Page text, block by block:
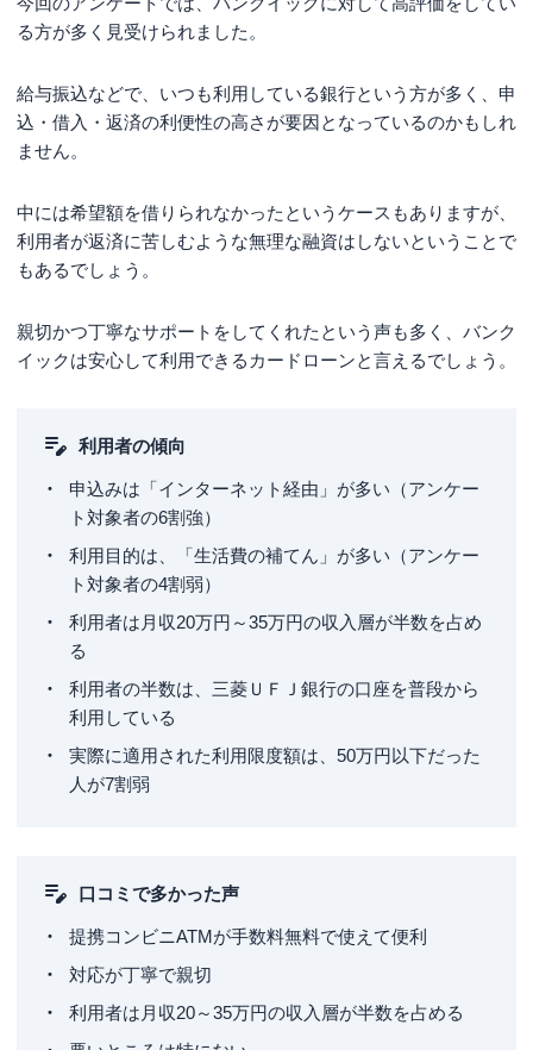
る方が多く見受けられました。
給与振込などで、いつも利用している銀行という方が多く、申
込・借入・返済の利便性の高さが要因となっているのかもしれ
ません。
中には希望額を借りられなかったというケースもありますが、
利用者が返済に苦しむような無理な融資はしないということで
もあるでしょう。
親切かつ丁寧なサポートをしてくれたという声も多く、バンク
イックは安心して利用できるカードローンと言えるでしょう。
利用者の傾向
申込みは「インターネット経由」が多い（アンケー
ト対象者の6割強）
利用目的は、「生活費の補てん」が多い（アンケー
ト対象者の4割弱）
利用者は月収20万円～35万円の収入層が半数を占め
る
利用者の半数は、三菱ＵＦＪ銀行の口座を普段から
利用している
実際に適用された利用限度額は、50万円以下だった
人が7割弱
口コミで多かった声
提携コンビニATMが手数料無料で使えて便利
対応が丁寧で親切
利用者は月収20～35万円の収入層が半数を占める